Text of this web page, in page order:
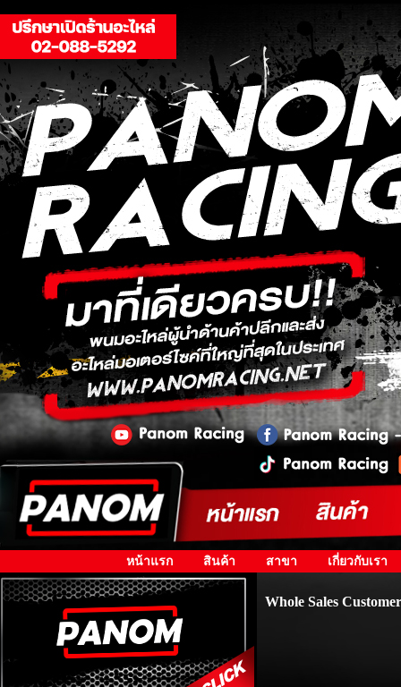
หน้าแรก สินค้า สาขา เกี่ยวกับเรา
Whole Sales